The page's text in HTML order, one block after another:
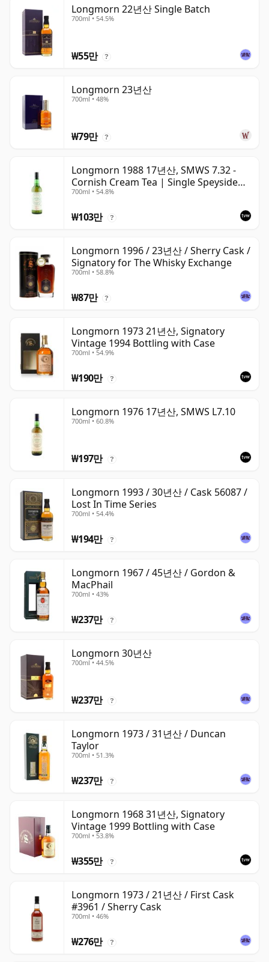
Longmorn 22년산 Single Batch
700ml • 54.5%
₩55만 ?
Longmorn 23년산
700ml • 48%
₩79만 ?
Longmorn 1988 17년산, SMWS 7.32 -
Cornish Cream Tea | Single Speyside
Malt Whisky | 54.8% | 70cl | The
700ml • 54.8%
₩103만 ?
Longmorn 1996 / 23년산 / Sherry Cask /
Signatory for The Whisky Exchange
700ml • 58.8%
₩87만 ?
Longmorn 1973 21년산, Signatory
Vintage 1994 Bottling with Case
700ml • 54.9%
₩190만 ?
Longmorn 1976 17년산, SMWS L7.10
700ml • 60.8%
₩197만 ?
Longmorn 1993 / 30년산 / Cask 56087 /
Lost In Time Series
700ml • 54.4%
₩194만 ?
Longmorn 1967 / 45년산 / Gordon &
MacPhail
700ml • 43%
₩237만 ?
Longmorn 30년산
700ml • 44.5%
₩237만 ?
Longmorn 1973 / 31년산 / Duncan
Taylor
700ml • 51.3%
₩237만 ?
Longmorn 1968 31년산, Signatory
Vintage 1999 Bottling with Case
700ml • 53.8%
₩355만 ?
Longmorn 1973 / 21년산 / First Cask
#3961 / Sherry Cask
700ml • 46%
₩276만 ?